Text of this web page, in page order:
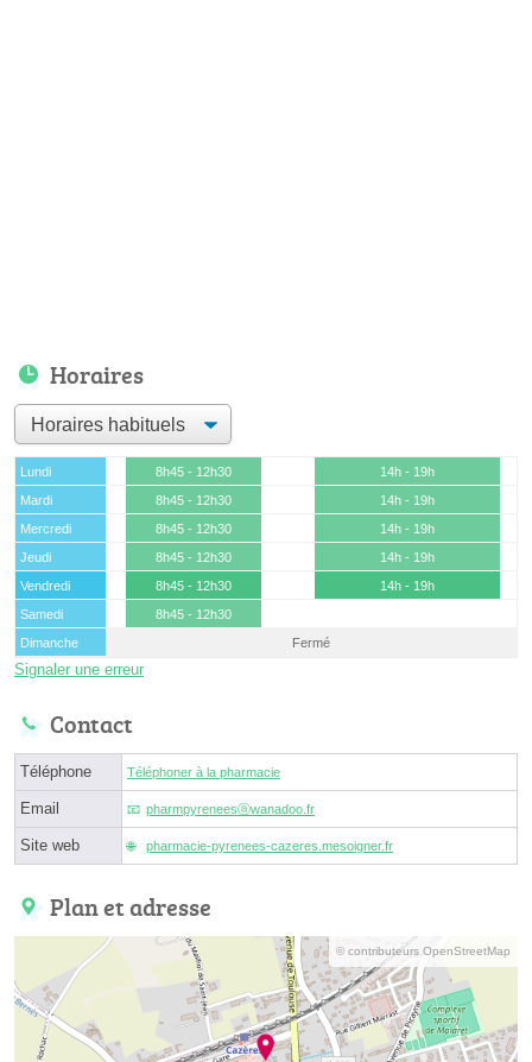
Horaires
Lundi 8h45 - 12h30
14h - 19h
Mardi
8h45 - 12h30
14h - 19h
Mercredi
8h45 - 12h30
14h - 19h
Jeudi
8h45 - 12h30
14h - 19h
Vendredi
8h45 - 12h30
14h - 19h
Samedi
8h45 - 12h30
Dimanche
Fermé
Signaler une erreur
Contact
Téléphone Téléphoner à la pharmacie
Email pharmpyreneesⓐwanadoo.fr
Site web pharmacie-pyrenees-cazeres.mesoigner.fr
Plan et adresse
© contributeurs OpenStreetMap